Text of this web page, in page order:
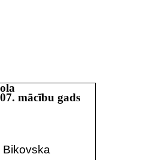
mācību gads
Bikovska